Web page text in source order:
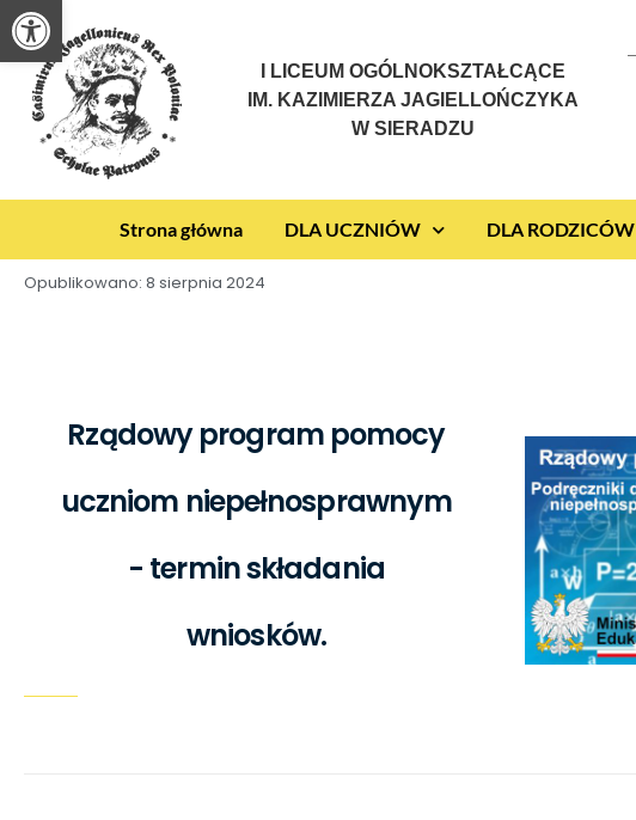
Otwórz pasek narzędzi
I LICEUM OGÓLNOKSZTAŁCĄCE
IM. KAZIMIERZA JAGIELLOŃCZYKA
W SIERADZU
Strona główna DLA UCZNIÓW DLA RODZICÓW
Opublikowano: 8 sierpnia 2024
Rządowy program pomocy
uczniom niepełnosprawnym
- termin składania
wniosków.